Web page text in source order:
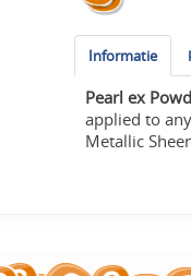
Informatie
Pearl ex
applied to
Metallic